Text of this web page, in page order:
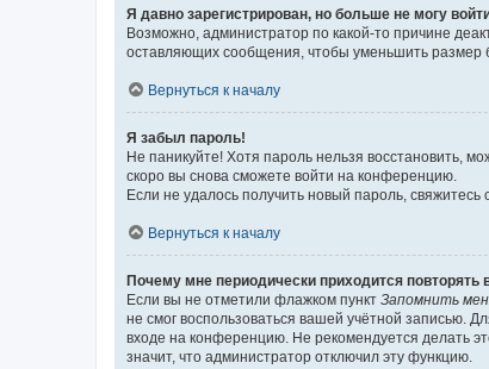
Я давно зарегистрирован, но больше не могу
Возможно, администратор по какой-то причине
оставляющих сообщения, чтобы уменьшить размер
Вернуться к началу
Я забыл пароль!
Не паникуйте! Хотя пароль нельзя восстановить,
скоро вы снова сможете войти на конференцию.
Если не удалось получить новый пароль,
Вернуться к началу
Почему мне периодически приходится повторять
Если вы не отметили флажком пункт Запомнить
не смог воспользоваться вашей учётной записью.
входе на конференцию. Не рекомендуется делать
значит, что администратор отключил эту функцию.